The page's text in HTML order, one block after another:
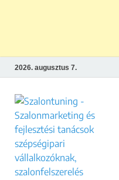
2026. augusztus 7.